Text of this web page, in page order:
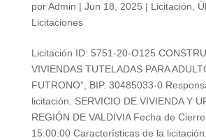
porAdmin | Jun 18, 2025 | Licitación
Licitaciones
Licitación ID: 5751-20-O125
VIVIENDAS TUTELADAS PARA
FUTRONO”, BIP. 30485033-0
licitación: SERVICIO DE VIVIENDA Y
REGIÓN DE VALDIVIA Fecha de
15:00:00 Características de la